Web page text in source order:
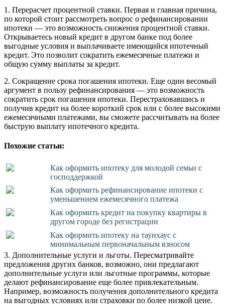
1. Перерасчет процентной ставки. Первая и главная причина,
по которой стоит рассмотреть вопрос о рефинансировании
ипотеки — это возможность снижения процентной ставки.
Открываетесь новый кредит в другом банке под более
выгодные условия и выплачиваете имеющийся ипотечный
кредит. Это позволит сократить ежемесячные платежи и
общую сумму выплаты за кредит.
2. Сокращение срока погашения ипотеки. Еще один весомый
аргумент в пользу рефинансирования — это возможность
сократить срок погашения ипотеки. Перестраховавшись и
получив кредит на более короткий срок или с более высокими
ежемесячными платежами, вы сможете рассчитывать на более
быструю выплату ипотечного кредита.
Похожие статьи:
Как оформить ипотеку для молодой семьи с
господдержкой
Как оформить рефинансирование ипотеки с
уменьшением ежемесячного платежа
Как оформить кредит на покупку квартиры в
другом городе без регистрации
Как оформить ипотеку на таунхаус с
минимальным первоначальным взносом
3. Дополнительные услуги и льготы. Пересматривайте
предложения других банков, возможно, они предлагают
дополнительные услуги или льготные программы, которые
делают рефинансирование еще более привлекательным.
Например, возможность получения дополнительного кредита
на выгодных условиях или страховки по более низкой цене.